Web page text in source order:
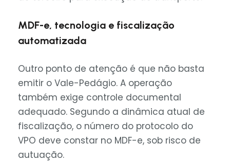
MDF-e, tecnologia e fiscalização
automatizada
Outro ponto de atenção é que não basta
emitir o Vale-Pedágio. A operação
também exige controle documental
adequado. Segundo a dinâmica atual de
fiscalização, o número do protocolo do
VPO deve constar no MDF-e, sob risco de
autuação.